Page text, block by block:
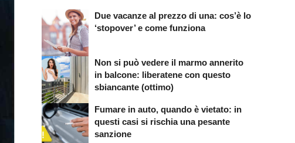
Due vacanze al prezzo di una: cos’è lo
‘stopover’ e come funziona
Non si può vedere il marmo annerito
in balcone: liberatene con questo
sbiancante (ottimo)
Fumare in auto, quando è vietato: in
questi casi si rischia una pesante
sanzione